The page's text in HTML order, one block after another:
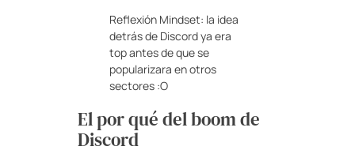
Reflexión Mindset: la idea
detrás de Discord ya era
top antes de que se
popularizara en otros
sectores :O
El por qué del boom de
Discord